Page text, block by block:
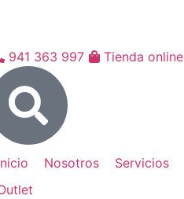
941 363 997 Tienda online
Nosotros Servicios